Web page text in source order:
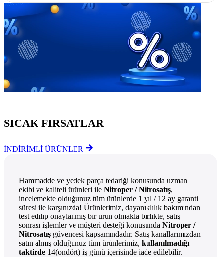
SICAK FIRSATLAR
İNDİRİMLİ ÜRÜNLER
Hammadde ve yedek parça tedariği konusunda uzman
ekibi ve kaliteli ürünleri ile Nitroper / Nitrosatış,
incelemekte olduğunuz tüm ürünlerde 1 yıl / 12 ay garanti
süresi ile karşınızda! Ürünlerimiz, dayanıklılık bakımından
test edilip onaylanmış bir ürün olmakla birlikte, satış
sonrası işlemler ve müşteri desteği konusunda Nitroper /
Nitrosatış güvencesi kapsamındadır. Satış kanallarımızdan
satın almış olduğunuz tüm ürünlerimiz, kullanılmadığı
taktirde 14(ondört) iş günü içerisinde iade edilebilir.